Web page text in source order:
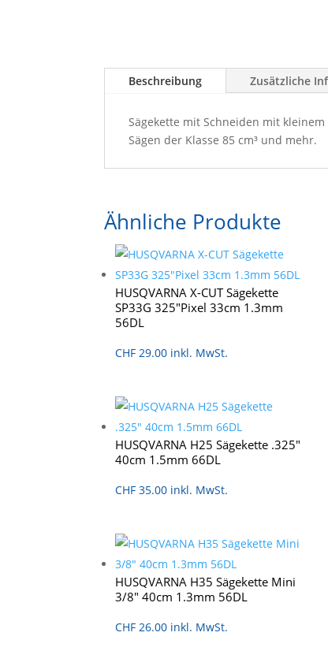
Beschreibung Zusätzliche
Sägekette mit Schneiden mit
Sägen der Klasse 85 cm³ und mehr.
Ähnliche Produkte
HUSQVARNA X-CUT Sägekette
SP33G 325″Pixel 33cm 1.3mm
56DL
CHF 29.00 inkl. MwSt.
HUSQVARNA H25 Sägekette .325″
40cm 1.5mm 66DL
CHF 35.00 inkl. MwSt.
HUSQVARNA H35 Sägekette Mini
3/8″ 40cm 1.3mm 56DL
CHF 26.00 inkl. MwSt.